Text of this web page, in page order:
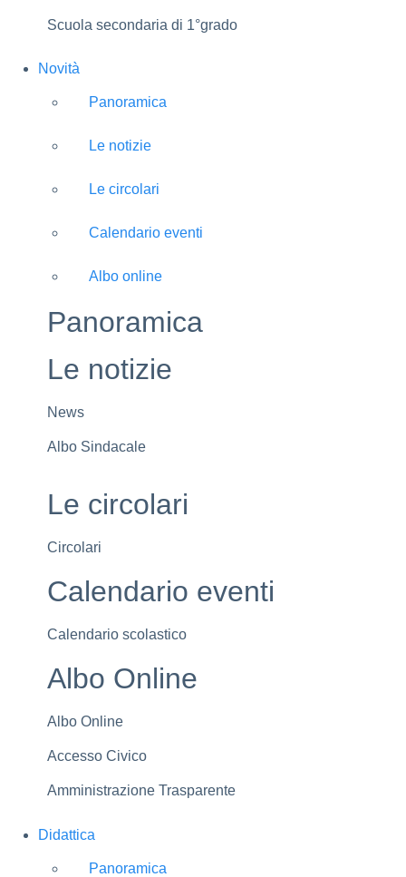
Scuola secondaria di 1°grado
Novità
Panoramica
Le notizie
Le circolari
Calendario eventi
Albo online
Panoramica
Le notizie
News
Albo Sindacale
Le circolari
Circolari
Calendario eventi
Calendario scolastico
Albo Online
Albo Online
Accesso Civico
Amministrazione Trasparente
Didattica
Panoramica